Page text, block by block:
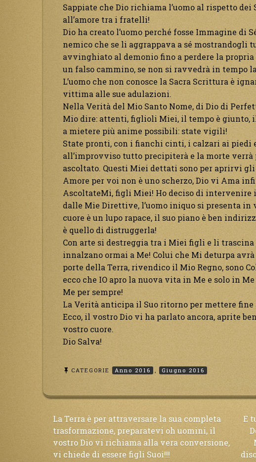
Sappiate che Dio richiama l’uomo al rispetto dei
all’amore tra i fratelli!
Dio ha creato l’uomo perché fosse Immagine di
nemico che se li aggrappava a sé mostrandogli
avvinghiato al demonio fino a perdere la
un falso cammino, se non si ravvedrà in tempo
L’uomo che non conosce la Sacra Scrittura è
vittima alle sue adulazioni.
Nella Verità del Mio Santo Nome, di Dio di
Mio dire: attenti, figlioli Miei, il tempo è giunto,
a mietere più anime possibili: state vigili!
State pronti, con i fianchi cinti, i calzari ai piedi
all’improvviso tutto precipiterà e la morte
ascoltato. Questi Miei dettati sono per aprirvi
Amore per voi non è uno scherzo, Dio vi Ama
AscoltateMi, figli Miei! Ho deciso di intervenire
dalle Mie Direttive, l’uomo iniquo si presenta
cuore è un lupo rapace, il suo piano è ben
è quello di distruggerla!
Con arte si destreggia tra i Miei figli e li
innalzano ormai a Me! Colui che Mi deturpa
porte della Terra, rivendico il Mio Regno, sono
ecco che IO apro la nuova vita in Me e solo in
Me per sempre!
La Verità anticipa il Suo ritorno per mettere fine
Ecco, il vostro Dio vi ha parlato ancora, aprite
vostro cuore.
Dio Salva!
CATEGORIE Anno 2016 Giugno 2016
Navigazione
articoli
La Terra è per attraversare la sua completa
trasformazione, preparatevi oh uomini, il
vostro Dio vi richiama alla vera conversione,
vi chiede di essere figli Suoi!!!
E